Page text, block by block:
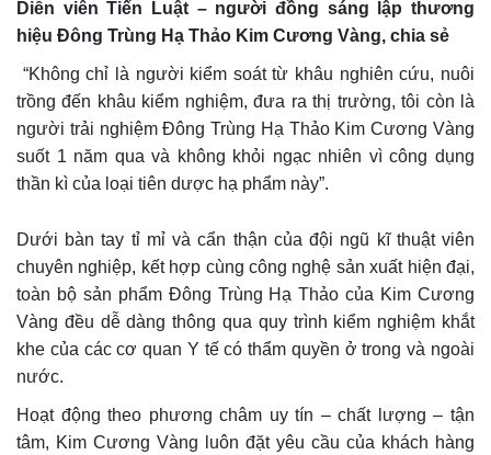
Diễn viên Tiến Luật – người đồng sáng lập thương
hiệu Đông Trùng Hạ Thảo Kim Cương Vàng, chia sẻ
“Không chỉ là người kiểm soát từ khâu nghiên cứu, nuôi
trồng đến khâu kiểm nghiệm, đưa ra thị trường, tôi còn là
người trải nghiệm Đông Trùng Hạ Thảo Kim Cương Vàng
suốt 1 năm qua và không khỏi ngạc nhiên vì công dụng
thần kì của loại tiên dược hạ phẩm này”.
Dưới bàn tay tỉ mỉ và cẩn thận của đội ngũ kĩ thuật viên
chuyên nghiệp, kết hợp cùng công nghệ sản xuất hiện đại,
toàn bộ sản phẩm Đông Trùng Hạ Thảo của Kim Cương
Vàng đều dễ dàng thông qua quy trình kiểm nghiệm khắt
khe của các cơ quan Y tế có thẩm quyền ở trong và ngoài
nước.
Hoạt động theo phương châm uy tín – chất lượng – tận
tâm, Kim Cương Vàng luôn đặt yêu cầu của khách hàng